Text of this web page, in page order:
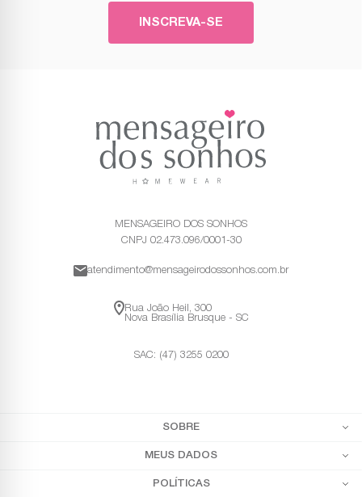
INSCREVA-SE
MENSAGEIRO DOS SONHOS
CNPJ 02.473.096/0001-30
atendimento@mensageirodossonhos.com.br
Rua João Heil, 300
Nova Brasília Brusque - SC
SAC: (47) 3255 0200
SOBRE
MEUS DADOS
POLÍTICAS